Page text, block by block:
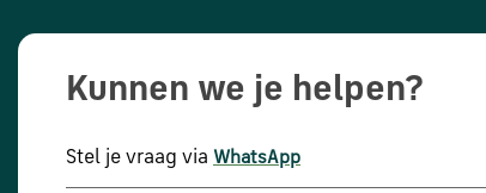
Kunnen we je helpen?
Stel je vraag via WhatsApp